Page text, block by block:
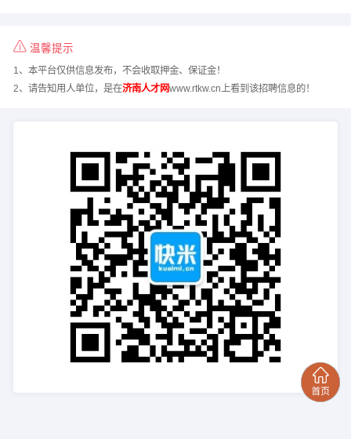
温馨提示
1、本平台仅供信息发布，不会收取押金、保证金！
2、请告知用人单位，是在济南人才网www.rtkw.cn上看到该招聘信息的！